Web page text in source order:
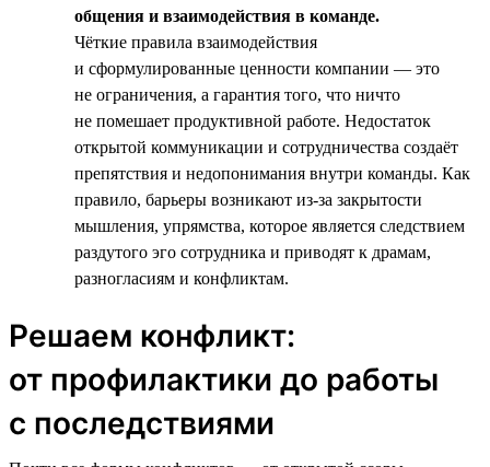
общения и взаимодействия в команде.
Чёткие правила взаимодействия
и сформулированные ценности компании — это
не ограничения, а гарантия того, что ничто
не помешает продуктивной работе. Недостаток
открытой коммуникации и сотрудничества создаёт
препятствия и недопонимания внутри команды. Как
правило, барьеры возникают из-за закрытости
мышления, упрямства, которое является следствием
раздутого эго сотрудника и приводят к драмам,
разногласиям и конфликтам.
Решаем конфликт:
от профилактики до работы
с последствиями